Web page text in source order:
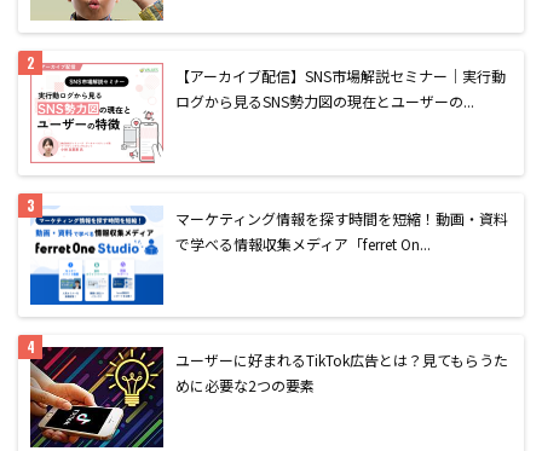
【アーカイブ配信】SNS市場解説セミナー｜実行動
ログから見るSNS勢力図の現在とユーザーの...
マーケティング情報を探す時間を短縮！動画・資料
で学べる情報収集メディア「ferret On...
ユーザーに好まれるTikTok広告とは？見てもらうた
めに必要な2つの要素